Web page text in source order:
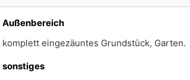
Außenbereich
komplett eingezäuntes Grundstück, Garten.
sonstiges